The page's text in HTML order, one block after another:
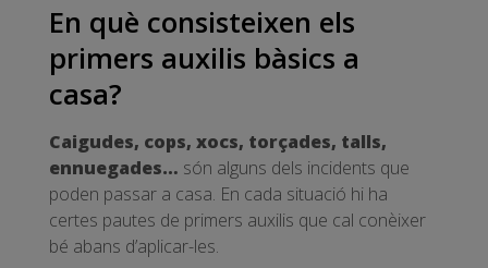
En què consisteixen els
primers auxilis bàsics a
casa?
Caigudes, cops, xocs, torçades, talls,
ennuegades… són alguns dels incidents que
poden passar a casa. En cada situació hi ha
certes pautes de primers auxilis que cal conèixer
bé abans d’aplicar-les.